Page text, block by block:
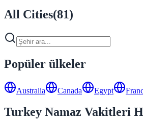
All Cities(81)
Popüler ülkeler
Australia Canada Egypt
Turkey Namaz Vakitleri